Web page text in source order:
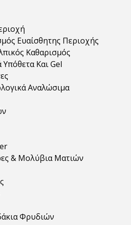
Ευαίσθητης Περιοχής
Καθαρισμός
Υπόθετα Και Gel
Αναλώσιμα
& Μολύβια Ματιών
Φρυδιών